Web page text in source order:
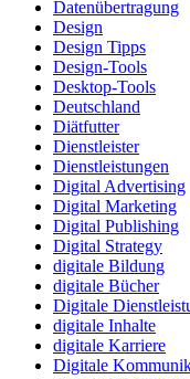
Datenübertragung
Design
Design Tipps
Design-Tools
Desktop-Tools
Deutschland
Diätfutter
Dienstleister
Dienstleistungen
Digital Advertising
Digital Marketing
Digital Publishing
Digital Strategy
digitale Bildung
digitale Bücher
Digitale
digitale Inhalte
digitale Karriere
Digitale